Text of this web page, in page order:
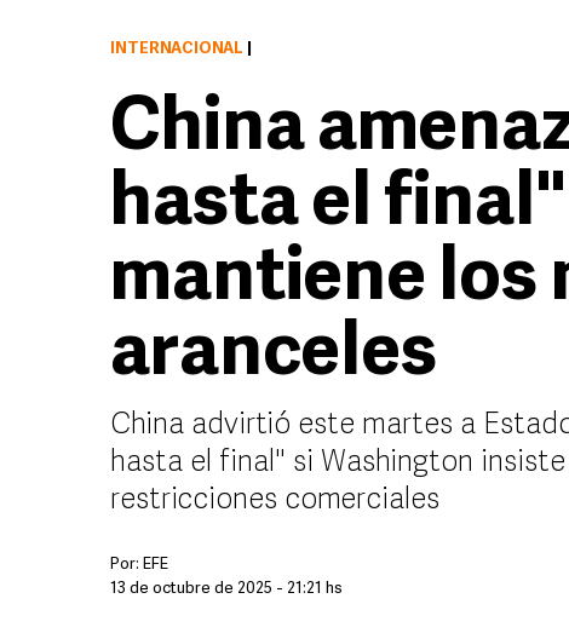
INTERNACIONAL
China
hasta el final"
mantiene los
aranceles
China advirtió este martes a
hasta el final" si Washington
restricciones comerciales
Por: EFE
13 de octubre de 2025 - 21:21 hs